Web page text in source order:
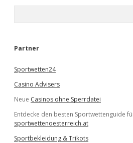
e
Partner
Sportwetten24
Casino Advisers
Neue Casinos ohne Sperrdatei
Entdecke den besten Sportwettenguide
sportwettenoesterreich.at
Sportbekleidung & Trikots